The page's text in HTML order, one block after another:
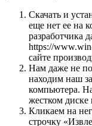
Скачать и
еще нет ее на
разработчика
https://
сайте
Нам даже не
находим наш
компьютера.
жестком диске
Кликаем на
строчку